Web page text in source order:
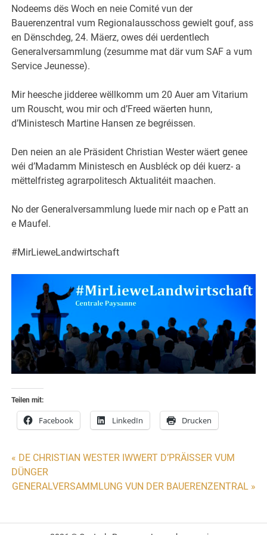
Nodeems dës Woch en neie Comité vun der
Bauerenzentral vum Regionalausschoss gewielt gouf, ass
en Dënschdeg, 24. Mäerz, owes déi uerdentlech
Generalversammlung (zesumme mat där vum SAF a vum
Service Jeunesse).
Mir heesche jidderee wëllkomm um 20 Auer am Vitarium
um Rouscht, wou mir och d’Freed wäerten hunn,
d’Ministesch Martine Hansen ze begréissen.
Den neien an ale Präsident Christian Wester wäert genee
wéi d’Madamm Ministesch en Ausbléck op déi kuerz- a
mëttelfristeg agrarpolitesch Aktualitéit maachen.
No der Generalversammlung luede mir nach op e Patt an
e Maufel.
#MirLieweLandwirtschaft
Teilen mit:
Facebook LinkedIn Drucken
Beitragsnavigation
« DE CHRISTIAN WESTER IWWERT D’PRÄISSER VUM
DÜNGER
GENERALVERSAMMLUNG VUN DER BAUERENZENTRAL »